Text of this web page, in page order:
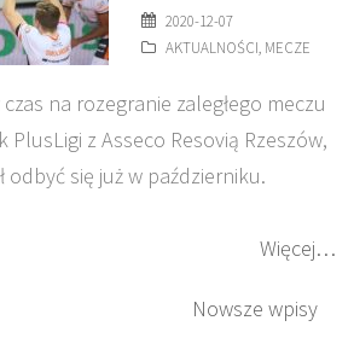
2020-12-07
AKTUALNOŚCI, MECZE
na rozegranie zaległego meczu
z Asseco Resovią Rzeszów,
odbyć się już w październiku.
Więcej…
Nowsze wpisy